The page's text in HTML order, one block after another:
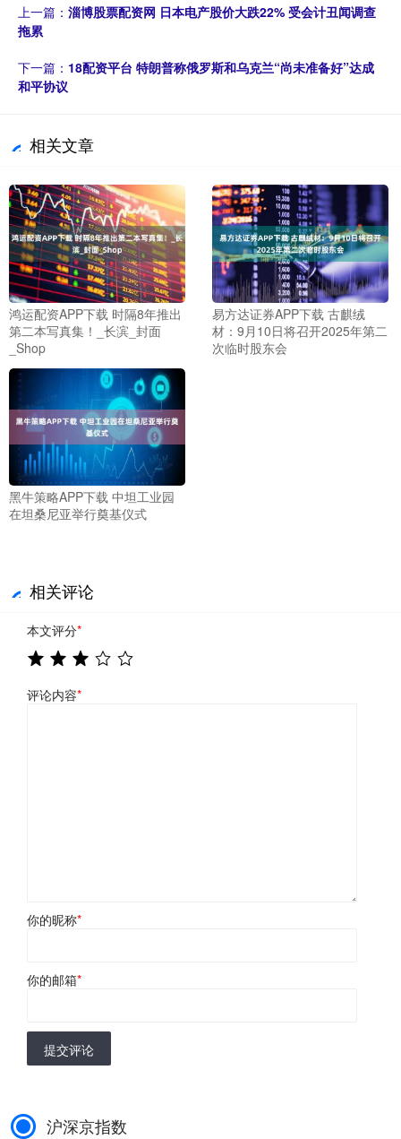
上一篇： 淄博股票配资网 日本电产股价大跌22% 受会计丑闻调查
拖累
下一篇： 18配资平台 特朗普称俄罗斯和乌克兰“尚未准备好”达成
和平协议
相关文章
鸿运配资APP下载 时隔8年推出
第二本写真集！_长滨_封面
_Shop
易方达证券APP下载 古麒绒
材：9月10日将召开2025年第二
次临时股东会
黑牛策略APP下载 中坦工业园
在坦桑尼亚举行奠基仪式
相关评论
本文评分*
评论内容*
你的昵称*
你的邮箱*
提交评论
沪深京指数